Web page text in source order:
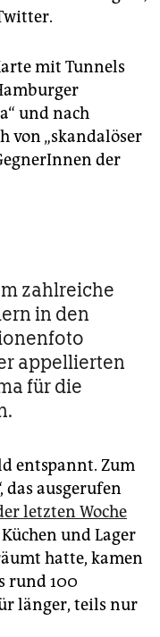
mit Tunnels
und nach
von „skandalöser
der
zahlreiche
in den
appellierten
für die
entspannt. Zum
das ausgerufen
letzten Woche
und Lager
hatte, kamen
rund 100
länger, teils nur